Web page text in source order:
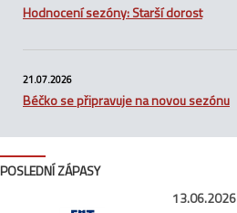
Hodnocení sezóny: Starší dorost
21.07.2026
Béčko se připravuje na novou sezónu
POSLEDNÍ ZÁPASY
13.06.2026